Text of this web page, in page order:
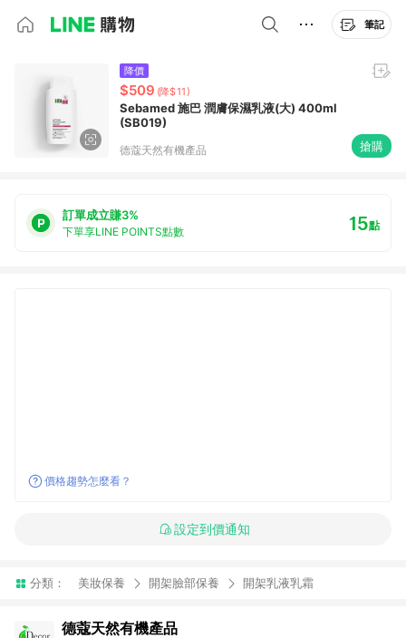
筆記
降價
$509 (降$11)
Sebamed 施巴 潤膚保濕乳液(大) 400ml
(SB019)
德蔻天然有機產品 搶購
訂單成立賺3%
下單享LINE POINTS點數 15點
價格趨勢怎麼看？
設定到價通知
分類： 美妝保養 開架臉部保養 開架乳液乳霜
德蔻天然有機產品